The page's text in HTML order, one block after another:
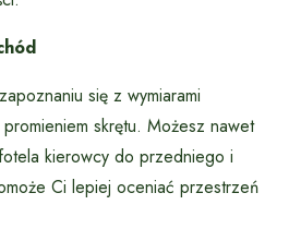
się z wymiarami
skrętu. Możesz nawet
kierowcy do przedniego i
Ci lepiej oceniać przestrzeń